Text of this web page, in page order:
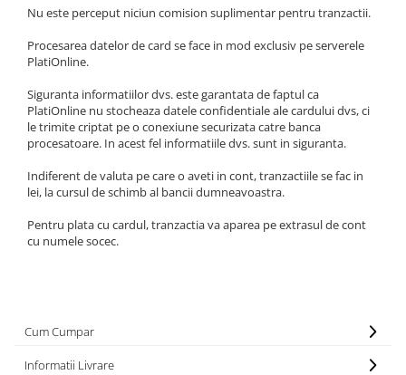
Sociologie si filozofie
Nu este perceput niciun comision suplimentar pentru tranzactii.
Procesarea datelor de card se face in mod exclusiv pe serverele
PlatiOnline.
Siguranta informatiilor dvs. este garantata de faptul ca
PlatiOnline nu stocheaza datele confidentiale ale cardului dvs, ci
le trimite criptat pe o conexiune securizata catre banca
procesatoare. In acest fel informatiile dvs. sunt in siguranta.
Indiferent de valuta pe care o aveti in cont, tranzactiile se fac in
lei, la cursul de schimb al bancii dumneavoastra.
Pentru plata cu cardul, tranzactia va aparea pe extrasul de cont
cu numele socec.
Cum Cumpar
Informatii Livrare